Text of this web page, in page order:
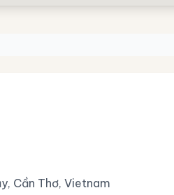
Cần Thơ, Vietnam